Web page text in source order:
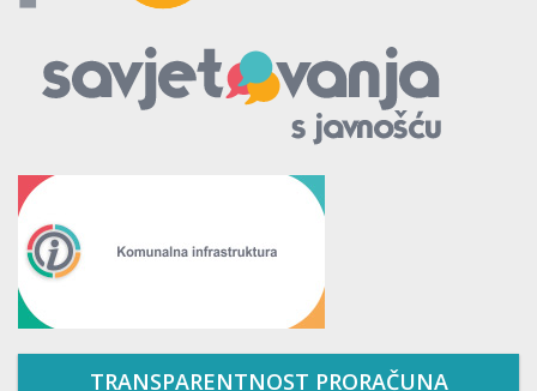
TRANSPARENTNOST PRORAČUNA